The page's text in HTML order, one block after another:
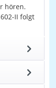
hören.
II folgt